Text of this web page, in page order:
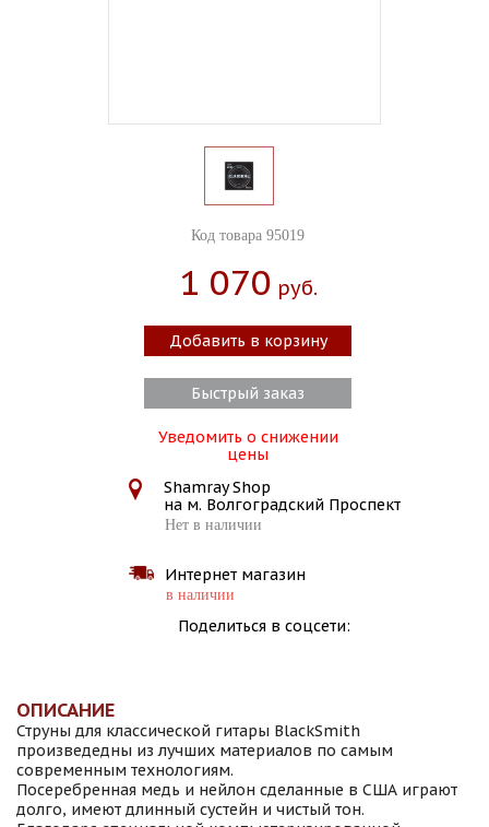
Код товара 95019
1 070 Руб.
Добавить в корзину
Быстрый заказ
Уведомить о снижении
цены
Shamray Shop
на м. Волгоградский Проспект
Нет в наличии
Интернет магазин
в наличии
Поделиться в соцсети:
ОПИСАНИЕ
Струны для классической гитары BlackSmith
произведедны из лучших материалов по самым
современным технологиям.
Посеребренная медь и нейлон сделанные в США играют
долго, имеют длинный сустейн и чистый тон.